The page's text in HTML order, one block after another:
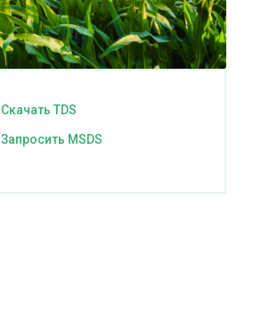
Cкачать TDS
Запросить MSDS